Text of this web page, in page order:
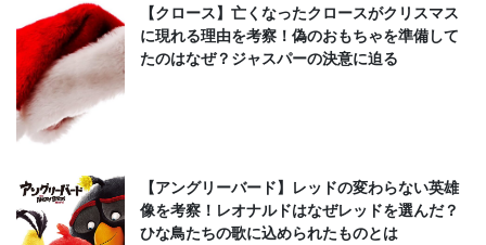
【クロース】亡くなったクロースがクリスマス
に現れる理由を考察！偽のおもちゃを準備して
たのはなぜ？ジャスパーの決意に迫る
【アングリーバード】レッドの変わらない英雄
像を考察！レオナルドはなぜレッドを選んだ？
ひな鳥たちの歌に込められたものとは